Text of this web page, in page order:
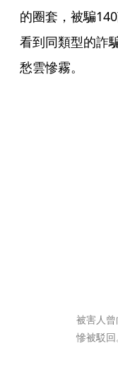
的圈套，被騙
看到同類型的詐
愁雲慘霧。
被害人
慘被駁回